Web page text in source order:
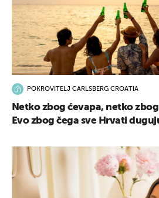
POKROVITELJ CARLSBERG CROATIA
Netko zbog ćevapa, netko
Evo zbog čega sve Hrvati